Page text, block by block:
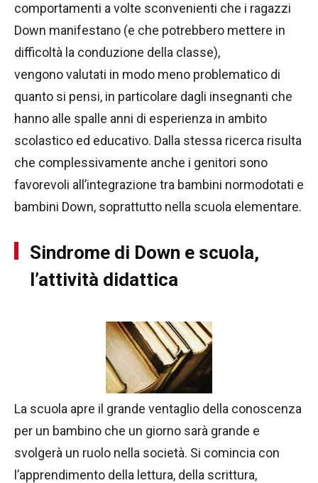
comportamenti a volte sconvenienti che i ragazzi
Down manifestano (e che potrebbero mettere in
difficoltà la conduzione della classe),
vengono valutati in modo meno problematico di
quanto si pensi, in particolare dagli insegnanti che
hanno alle spalle anni di esperienza in ambito
scolastico ed educativo. Dalla stessa ricerca risulta
che complessivamente anche i genitori sono
favorevoli all’integrazione tra bambini normodotati e
bambini Down, soprattutto nella scuola elementare.
Sindrome di Down e scuola,
l’attività didattica
La scuola apre il grande ventaglio della conoscenza
per un bambino che un giorno sarà grande e
svolgerà un ruolo nella società. Si comincia con
l’apprendimento della lettura, della scrittura,